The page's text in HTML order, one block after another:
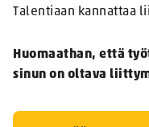
Talentiaan kannattaa
Huomaathan, että
sinun on oltava